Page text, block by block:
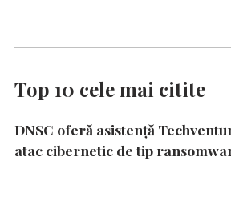
Top 10 cele mai citite
DNSC oferă asistență
atac cibernetic de tip